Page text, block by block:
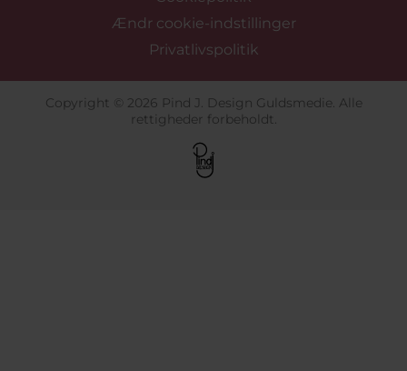
Ændr cookie-indstillinger
Privatlivspolitik
Copyright © 2026 Pind J. Design Guldsmedie. Alle
rettigheder forbeholdt.